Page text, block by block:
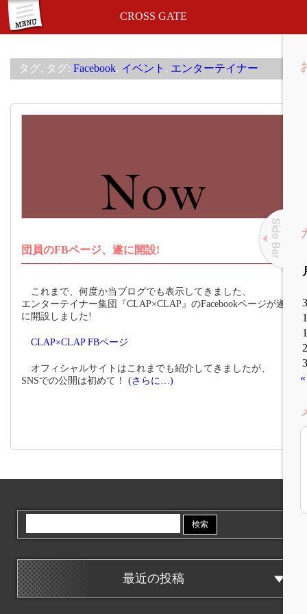
3
CROSS GATE
タグ, タグ: Facebook, イベント , エンターテイナー
団員のFBページ、遂に開設!
これまで、何度か当ブログでも表示してきました、
エンターテイナー集団『CLAP×CLAP』のFacebookページが遂
に開設しました!
CLAP×CLAP FBページ
オフィシャルサイトはこれまでも紹介してきましたが、
SNSでの公開は初めて！ (さらに…)
索:
最近の投稿